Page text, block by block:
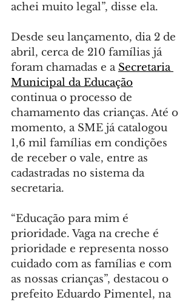
achei muito legal”, disse ela.
Desde seu lançamento, dia 2 de
abril, cerca de 210 famílias já
foram chamadas e a Secretaria
Municipal da Educação
continua o processo de
chamamento das crianças. Até o
momento, a SME já catalogou
1,6 mil famílias em condições
de receber o vale, entre as
cadastradas no sistema da
secretaria.
“Educação para mim é
prioridade. Vaga na creche é
prioridade e representa nosso
cuidado com as famílias e com
as nossas crianças”, destacou o
prefeito Eduardo Pimentel, na